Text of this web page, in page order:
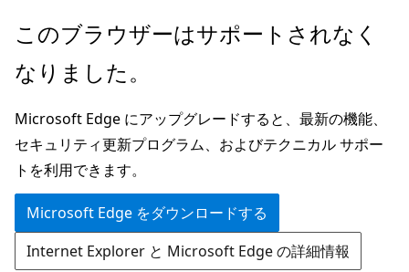
メ
ン
ン
テ
ン
ツ
に
ス
このブラウザーはサポートされなく
なりました。
Microsoft Edge にアップグレードすると、最新の機能、
セキュリティ更新プログラム、およびテクニカル サポー
トを利用できます。
Microsoft Edge をダウンロードする
Internet Explorer と Microsoft Edge の詳細情報